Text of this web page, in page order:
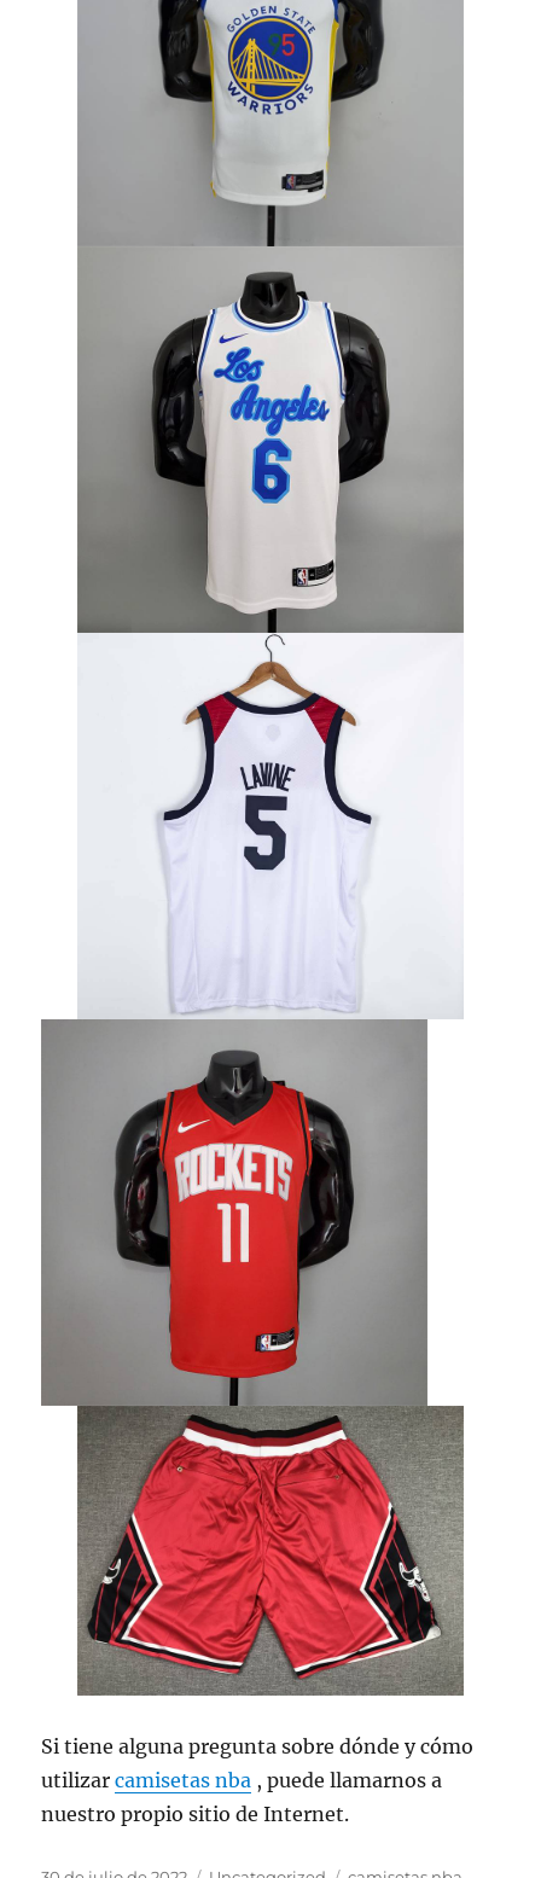
Si tiene alguna pregunta sobre dónde y cómo
utilizarcamisetas nba , puede llamarnos a
nuestro propio sitio de Internet.